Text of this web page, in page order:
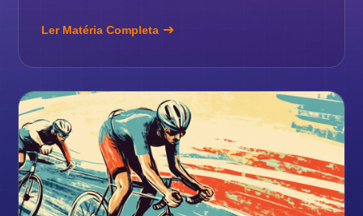
Ler Matéria Completa